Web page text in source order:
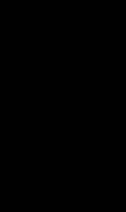
proiectul tău